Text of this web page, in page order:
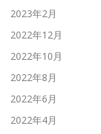
2023年2月
2022年12月
2022年10月
2022年8月
2022年6月
2022年4月